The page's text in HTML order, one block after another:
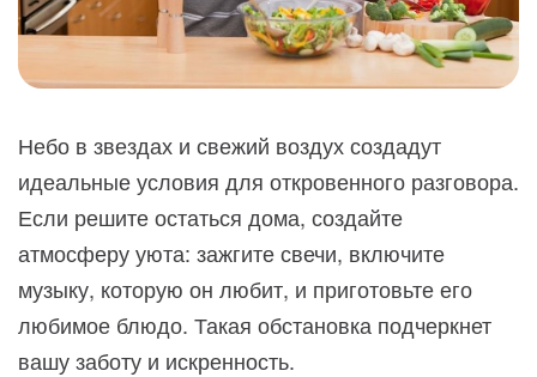
Небо в звездах и свежий воздух создадут
идеальные условия для откровенного разговора.
Если решите остаться дома, создайте
атмосферу уюта: зажгите свечи, включите
музыку, которую он любит, и приготовьте его
любимое блюдо. Такая обстановка подчеркнет
вашу заботу и искренность.